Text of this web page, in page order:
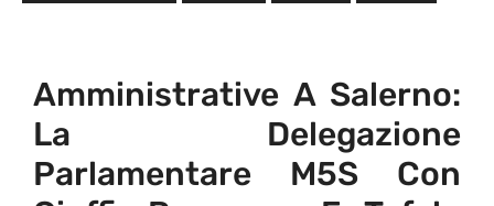
Amministrative A Salerno:
La Delegazione
Parlamentare M5S Con